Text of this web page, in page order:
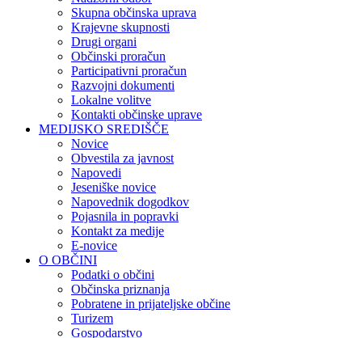
Skupna občinska uprava
Krajevne skupnosti
Drugi organi
Občinski proračun
Participativni proračun
Razvojni dokumenti
Lokalne volitve
Kontakti občinske uprave
MEDIJSKO SREDIŠČE
Novice
Obvestila za javnost
Napovedi
Jeseniške novice
Napovednik dogodkov
Pojasnila in popravki
Kontakt za medije
E-novice
O OBČINI
Podatki o občini
Občinska priznanja
Pobratene in prijateljske občine
Turizem
Gospodarstvo